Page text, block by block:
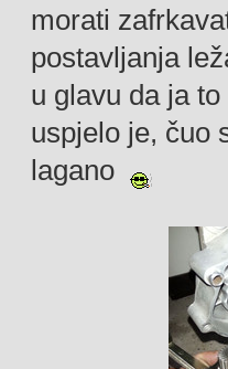
morati
postavljanja
u glavu da ja
uspjelo je, čuo
lagano